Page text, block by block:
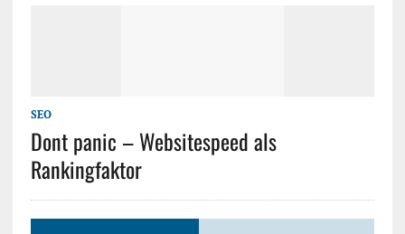
SEO
Dont panic – Websitespeed als
Rankingfaktor